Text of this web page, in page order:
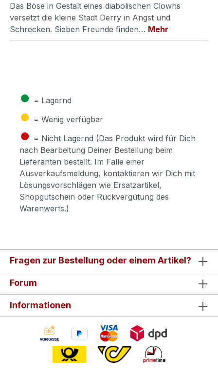
Das Böse in Gestalt eines diabolischen Clowns
versetzt die kleine Stadt Derry in Angst und
Schrecken. Sieben Freunde finden… Mehr
● = Lagernd
● = Wenig verfügbar
● = Nicht Lagernd (Das Produkt wird für Dich
nach Bearbeitung Deiner Bestellung beim
Lieferanten bestellt. Im Falle einer
Ausverkaufsmeldung, kontaktieren wir Dich mit
Lösungsvorschlägen wie Ersatzartikel,
Shopgutschein oder Rückvergütung des
Warenwerts.)
Fragen zur Bestellung oder einem Artikel?
Forum
Informationen